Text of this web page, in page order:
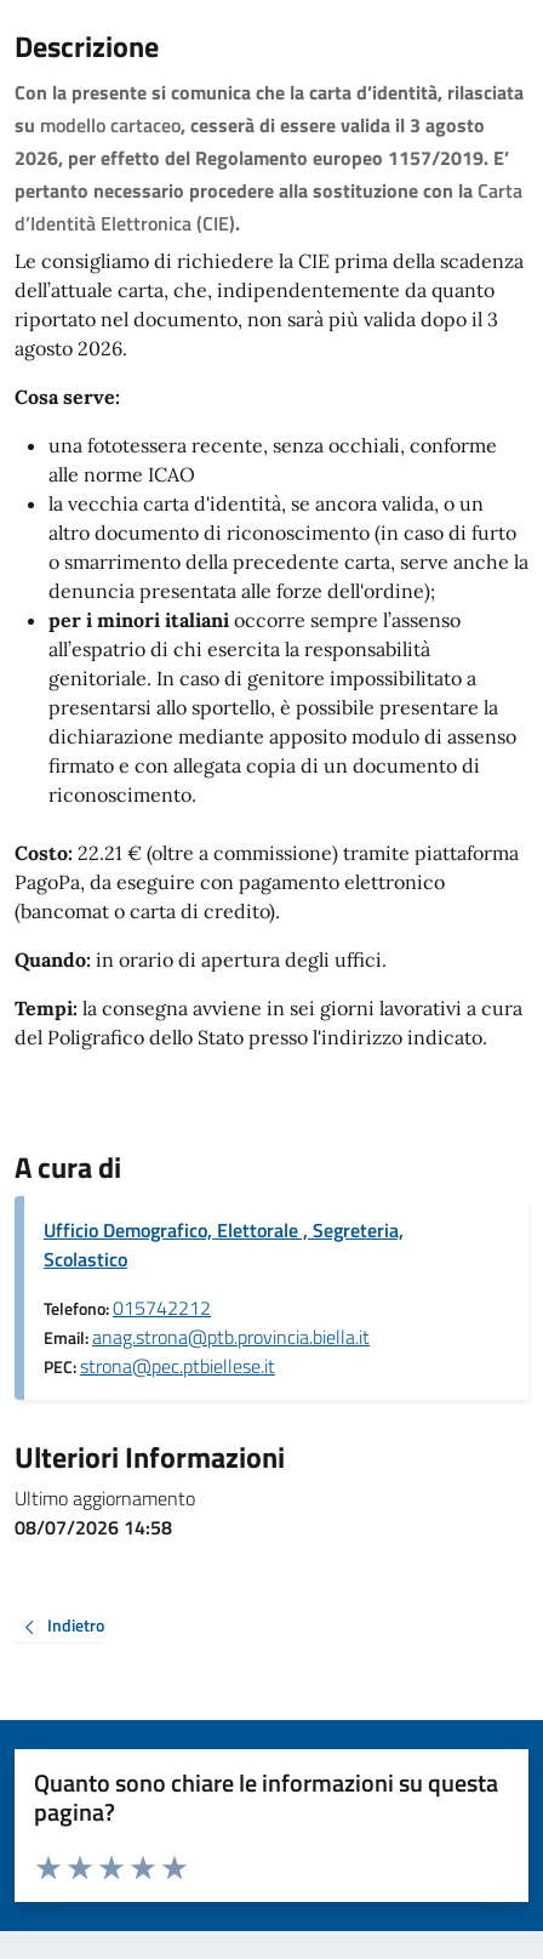
Descrizione
Con la presente si comunica che la carta d’identità, rilasciata
su modello cartaceo, cesserà di essere valida il 3 agosto
2026, per effetto del Regolamento europeo 1157/2019. E’
pertanto necessario procedere alla sostituzione con laCarta
d’Identità Elettronica (CIE).
Le consigliamo di richiedere la CIE prima della scadenza
dell’attuale carta, che, indipendentemente da quanto
riportato nel documento, non sarà più valida dopo il 3
agosto 2026.
Cosa serve:
una fototessera recente, senza occhiali, conforme
alle norme ICAO
la vecchia carta d'identità, se ancora valida, o un
altro documento di riconoscimento (in caso di furto
o smarrimento della precedente carta, serve anche la
denuncia presentata alle forze dell'ordine);
per i minori italiani occorre sempre l’assenso
all’espatrio di chi esercita la responsabilità
genitoriale. In caso di genitore impossibilitato a
presentarsi allo sportello, è possibile presentare la
dichiarazione mediante apposito modulo di assenso
firmato e con allegata copia di un documento di
riconoscimento.
Costo: 22.21 € (oltre a commissione) tramite piattaforma
PagoPa, da eseguire con pagamento elettronico
(bancomat o carta di credito).
Quando: in orario di apertura degli uffici.
Tempi: la consegna avviene in sei giorni lavorativi a cura
del Poligrafico dello Stato presso l'indirizzo indicato.
A cura di
Ufficio Demografico, Elettorale , Segreteria,
Scolastico
Telefono:015742212
Email:anag.strona@ptb.provincia.biella.it
PEC:strona@pec.ptbiellese.it
Ulteriori Informazioni
Ultimo aggiornamento
08/07/2026 14:58
Indietro
Quanto sono chiare le informazioni su questa
pagina?
Valuta da 1 a 5 stelle la pagina
Valuta 5 stelle su 5
Valuta 4 stelle su 5
Valuta 3 stelle su 5
Valuta 2 stelle su 5
Valuta 1 stelle su 5